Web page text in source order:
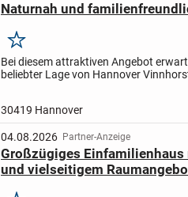
Naturnah und
Merken
Bei diesem attraktiven Angebot
beliebter Lage von Hannover
30419 Hannover
04.08.2026 Partner-Anzeige
Großzügiges
und vielseitigem